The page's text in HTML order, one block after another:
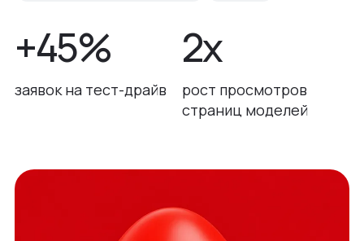
+45%
заявок на тест-драйв
2x
рост просмотров
страниц моделей